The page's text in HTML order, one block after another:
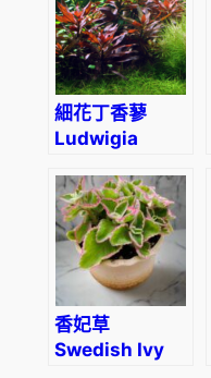
細花丁香蓼
Ludwigia
香妃草
Swedish Ivy